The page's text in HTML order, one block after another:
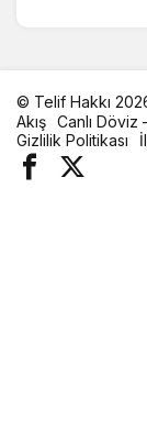
© Telif Hakkı
Akış Canlı Döviz
Gizlilik Politikası